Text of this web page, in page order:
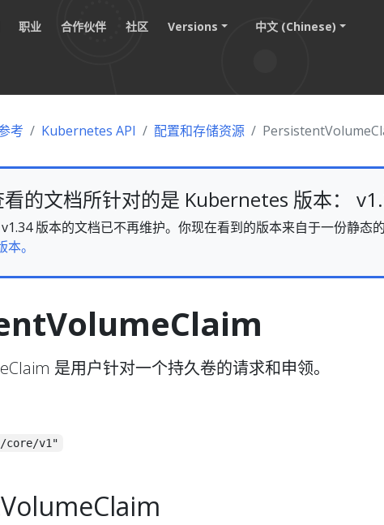
职业 合作伙伴 社区 Versions 中文 (Chinese)
考 Kubernetes API 配置和存储资源
的文档所针对的是 Kubernetes 版本：
版本的文档已不再维护。你现在看到的版本来自于一份静态
。
是用户针对一个持久卷的请求和申领。
v1"